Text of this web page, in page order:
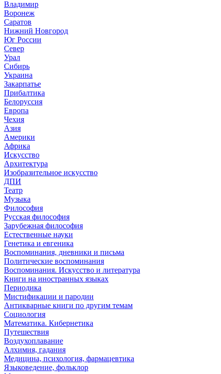
Владимир
Воронеж
Саратов
Нижний Новгород
Юг России
Север
Урал
Сибирь
Украина
Закарпатье
Прибалтика
Белоруссия
Европа
Чехия
Азия
Америки
Африка
Искусство
Архитектура
Изобразительное искусство
ДПИ
Театр
Музыка
Философия
Русская философия
Зарубежная философия
Естественные науки
Генетика и евгеника
Воспоминания, дневники и письма
Политические воспоминания
Воспоминания. Искусство и литература
Книги на иностранных языках
Периодика
Мистификации и пародии
Антикварные книги по другим темам
Социология
Математика. Кибернетика
Путешествия
Воздухоплавание
Алхимия, гадания
Медицина, психология, фармацевтика
Языковедение, фольклор